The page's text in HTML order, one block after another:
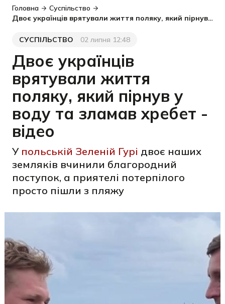
Головна
Суспільство
Двоє українців врятували життя поляку, який пірнув у воду та зламав хребет - відео
Категорія
СУСПІЛЬСТВО
Дата публікації02 липня 12:48
Двоє українців
врятували життя
поляку, який пірнув у
воду та зламав хребет -
відео
У польській Зеленій Гурі двоє наших
земляків вчинили благородний
поступок, а приятелі потерпілого
просто пішли з пляжу